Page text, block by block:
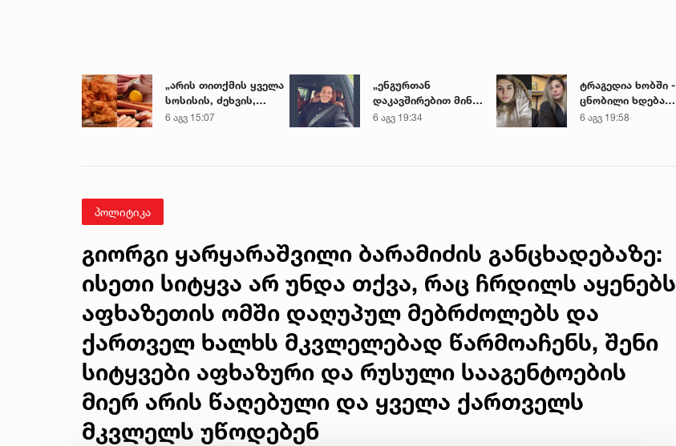
„არის თითქმის ყველა
სოსისის, ძეხვის,
ქათმის „ნაგეთსებსა“
6 აგვ 15:07
„ენგურთან
დაკავშირებით მინდა
ვთქვა...“ - გოგა
6 აგვ 19:34
ტრაგედია ხობში -
ცნობილი ხდება
დაღუპული დედა-
6 აგვ 19:58
პოლიტიკა
გიორგი ყარყარაშვილი ბარამიძის განცხადებაზე:
ისეთი სიტყვა არ უნდა თქვა, რაც ჩრდილს აყენებს
აფხაზეთის ომში დაღუპულ მებრძოლებს და
ქართველ ხალხს მკვლელებად წარმოაჩენს, შენი
სიტყვები აფხაზური და რუსული სააგენტოების
მიერ არის წაღებული და ყველა ქართველს
მკვლელს უწოდებენ